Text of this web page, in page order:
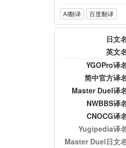
AI翻译 百度翻译
日文
英文
YGOPro译
简中官方译
Master Duel译
NWBBS译
CNOCG译
Yugipedia译
Master Duel日文